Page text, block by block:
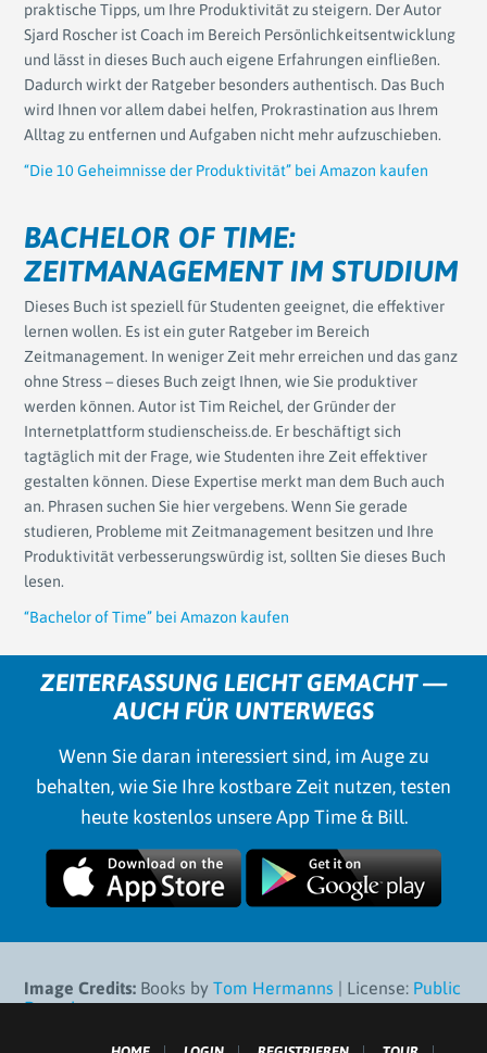
praktische Tipps, um Ihre Produktivität zu steigern. Der Autor
Sjard Roscher ist Coach im Bereich Persönlichkeitsentwicklung
und lässt in dieses Buch auch eigene Erfahrungen einfließen.
Dadurch wirkt der Ratgeber besonders authentisch. Das Buch
wird Ihnen vor allem dabei helfen, Prokrastination aus Ihrem
Alltag zu entfernen und Aufgaben nicht mehr aufzuschieben.
“Die 10 Geheimnisse der Produktivität” bei Amazon kaufen
BACHELOR OF TIME:
ZEITMANAGEMENT IM STUDIUM
Dieses Buch ist speziell für Studenten geeignet, die effektiver
lernen wollen. Es ist ein guter Ratgeber im Bereich
Zeitmanagement. In weniger Zeit mehr erreichen und das ganz
ohne Stress – dieses Buch zeigt Ihnen, wie Sie produktiver
werden können. Autor ist Tim Reichel, der Gründer der
Internetplattform studienscheiss.de. Er beschäftigt sich
tagtäglich mit der Frage, wie Studenten ihre Zeit effektiver
gestalten können. Diese Expertise merkt man dem Buch auch
an. Phrasen suchen Sie hier vergebens. Wenn Sie gerade
studieren, Probleme mit Zeitmanagement besitzen und Ihre
Produktivität verbesserungswürdig ist, sollten Sie dieses Buch
lesen.
“Bachelor of Time” bei Amazon kaufen
ZEITERFASSUNG LEICHT GEMACHT —
AUCH FÜR UNTERWEGS
Wenn Sie daran interessiert sind, im Auge zu
behalten, wie Sie Ihre kostbare Zeit nutzen, testen
heute kostenlos unsere App Time & Bill.
Image Credits: Books byTom Hermanns | License: Public
Domain.